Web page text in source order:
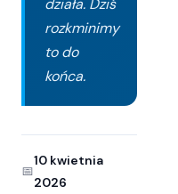
działa. Dziś
rozkminimy
to do
końca.
📅
10 kwietnia
2026